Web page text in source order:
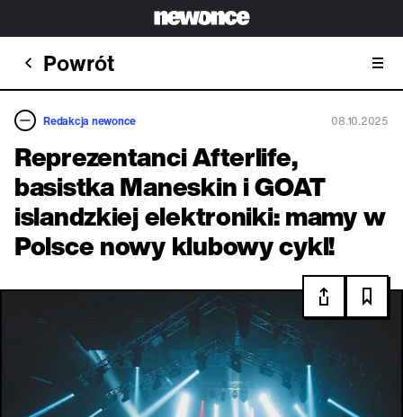
Powrót
Redakcja newonce 08.10.2025
Reprezentanci Afterlife,
basistka Maneskin i GOAT
islandzkiej elektroniki: mamy w
Polsce nowy klubowy cykl!